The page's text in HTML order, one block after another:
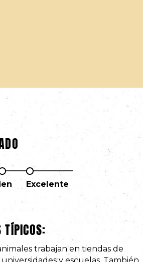
Excelente
trabajan en tiendas de
universidades y escuelas. También